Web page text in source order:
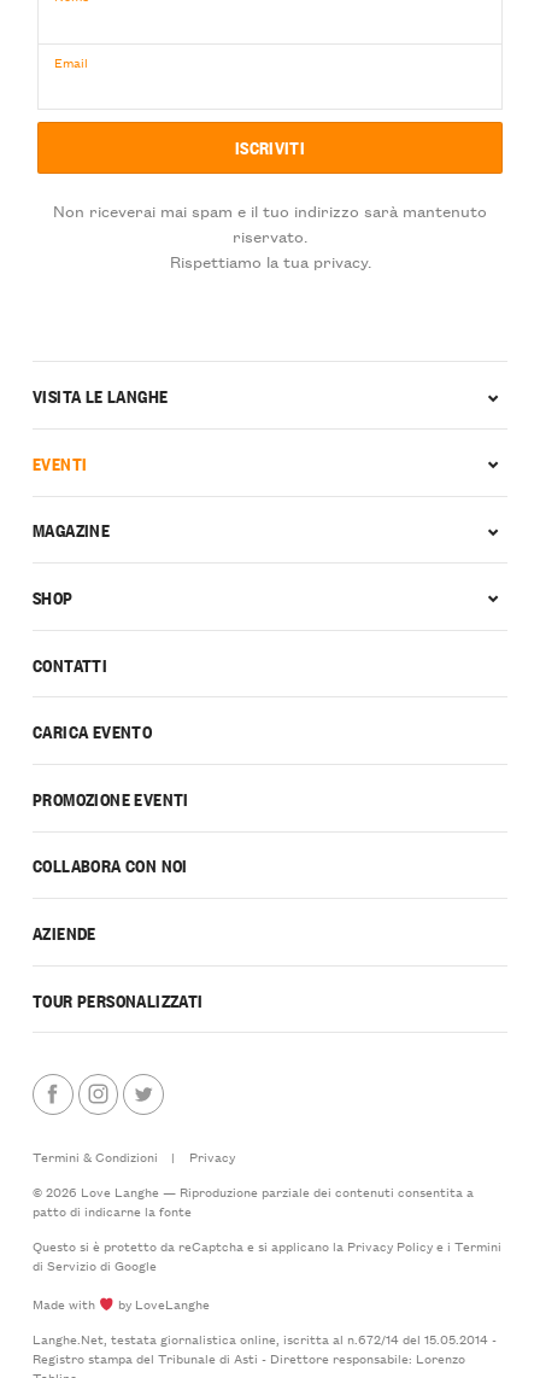
Email
Non riceverai mai spam e il tuo indirizzo sarà mantenuto
riservato.
Rispettiamo la tua privacy.
CONTATTI
CARICA EVENTO
PROMOZIONE EVENTI
COLLABORA CON NOI
AZIENDE
TOUR PERSONALIZZATI
VISITA LE LANGHE
EVENTI
MAGAZINE
SHOP
Termini & Condizioni |
Privacy
© 2026 Love Langhe — Riproduzione parziale dei contenuti consentita a
patto di indicarne la fonte
Questo si è protetto da reCaptcha e si applicano la Privacy Policye i Termini
di Serviziodi Google
Made with
by LoveLanghe
Langhe.Net, testata giornalistica online, iscritta al n.672/14 del 15.05.2014 -
Registro stampa del Tribunale di Asti - Direttore responsabile: Lorenzo